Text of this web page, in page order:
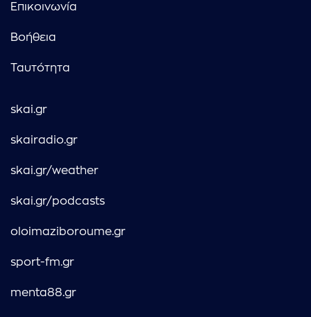
Επικοινωνία
Βοήθεια
Ταυτότητα
skai.gr
skairadio.gr
skai.gr/weather
skai.gr/podcasts
oloimaziboroume.gr
sport-fm.gr
menta88.gr